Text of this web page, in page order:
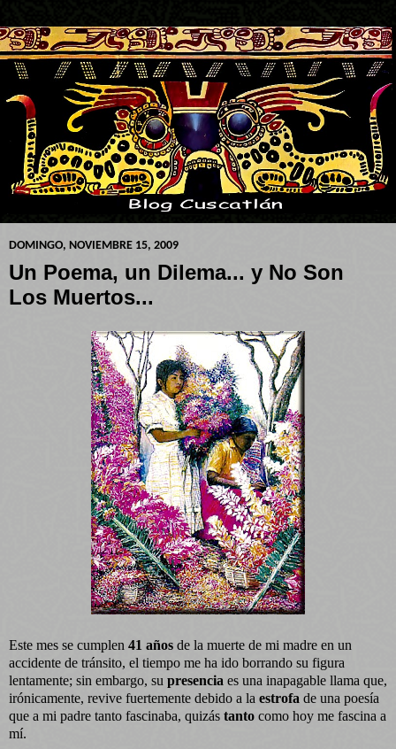
DOMINGO, NOVIEMBRE 15, 2009
Un Poema, un Dilema... y No Son
Los Muertos...
Este mes se cumplen 41 años de la muerte de mi madre en un
accidente de tránsito, el tiempo me ha ido borrando su figura
lentamente; sin embargo, su presencia es una inapagable llama que,
irónicamente, revive fuertemente debido a la estrofa de una poesía
que a mi padre tanto fascinaba, quizás tanto como hoy me fascina a
mí.